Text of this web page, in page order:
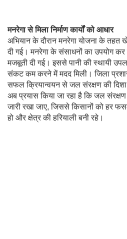
मनरेगा से मिला निर्माण कार्यों को आधार
अभियान के दौरान मनरेगा योजना के तहत
दी गई। मनरेगा के संसाधनों का उपयोग
मजबूती दी गई। इससे पानी की स्थायी
संकट कम करने में मदद मिली। जिला
सफल क्रियान्वयन से जल संरक्षण की दिशा
अब प्रयास किया जा रहा है कि जल संरक्षण
जारी रखा जाए, जिससे किसानों को हर
हो और क्षेत्र की हरियाली बनी रहे।